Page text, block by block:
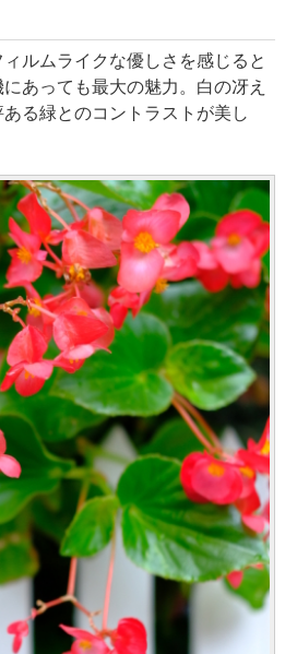
ルムライクな優しさを感じると
あっても最大の魅力。白の冴え
る緑とのコントラストが美し